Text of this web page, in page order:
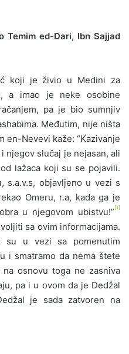
Temim ed-Dari, Ibn Sajjad
koji je živio u Medini za
a imao je neke osobine
pa je bio sumnjiv
Međutim, nije ništa
en-Nevevi kaže: “Kazivanje
njegov slučaj je nejasan, ali
lažaca koji su se pojavili.
s.a.v.s, objavljeno u vezi s
Omeru, r.a, kada ga je
u njegovom ubistvu!” [1]
sa ovim informacijama.
su u vezi sa pomenutim
i smatramo da nema štete
osnovu toga ne zasniva
pa i u ovom da je Dedžal
je sada zatvoren na